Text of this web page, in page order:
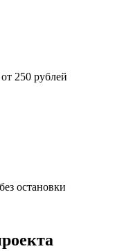
250 рублей
остановки